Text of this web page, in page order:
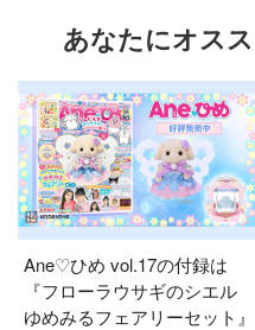
あなたにオス
Ane♡ひめ vol.17の付録は
『フローラウサギのシエル
ゆめみるフェアリーセット』